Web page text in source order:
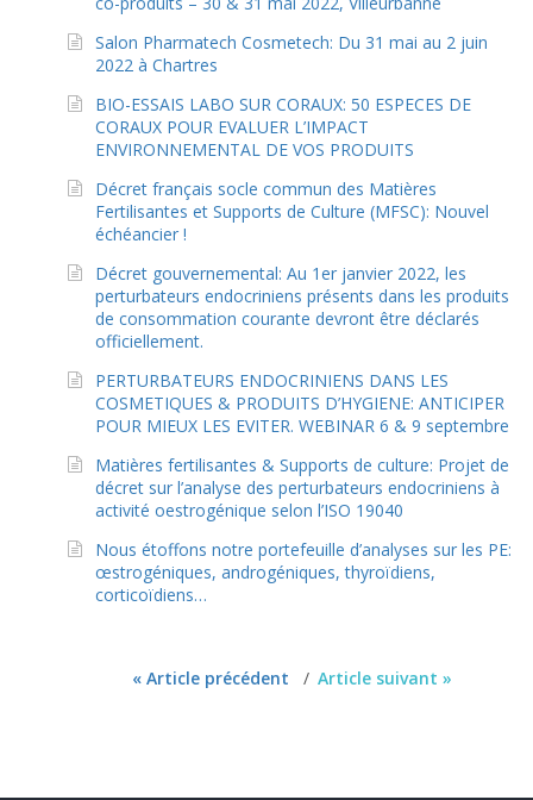
Salon Pharmatech Cosmetech: Du 31 mai au 2 juin
2022 à Chartres
BIO-ESSAIS LABO SUR CORAUX: 50 ESPECES DE
CORAUX POUR EVALUER L’IMPACT
ENVIRONNEMENTAL DE VOS PRODUITS
Décret français socle commun des Matières
Fertilisantes et Supports de Culture (MFSC): Nouvel
échéancier !
Décret gouvernemental: Au 1er janvier 2022, les
perturbateurs endocriniens présents dans les produits
de consommation courante devront être déclarés
officiellement.
PERTURBATEURS ENDOCRINIENS DANS LES
COSMETIQUES & PRODUITS D’HYGIENE: ANTICIPER
POUR MIEUX LES EVITER. WEBINAR 6 & 9 septembre
Matières fertilisantes & Supports de culture: Projet de
décret sur l’analyse des perturbateurs endocriniens à
activité oestrogénique selon l’ISO 19040
Nous étoffons notre portefeuille d’analyses sur les PE:
œstrogéniques, androgéniques, thyroïdiens,
corticoïdiens…
« Article précédent Article suivant »